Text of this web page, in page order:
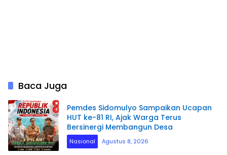
Baca Juga
Pemdes Sidomulyo Sampaikan Ucapan
HUT ke-81 RI, Ajak Warga Terus
Bersinergi Membangun Desa
Nasional Agustus 8, 2026